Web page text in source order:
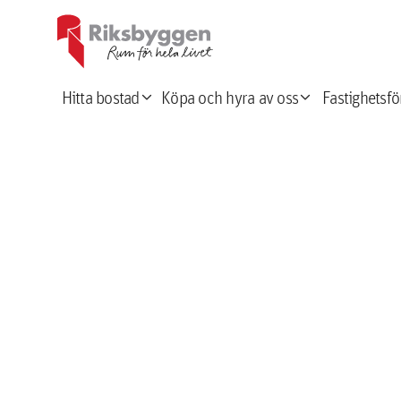
Hitta bostadexpand_more Köpa och hyra av ossexpand_more